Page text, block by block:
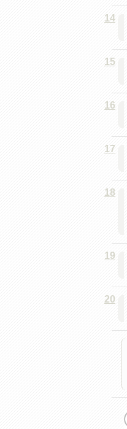
14
15
16
17
18
19
20